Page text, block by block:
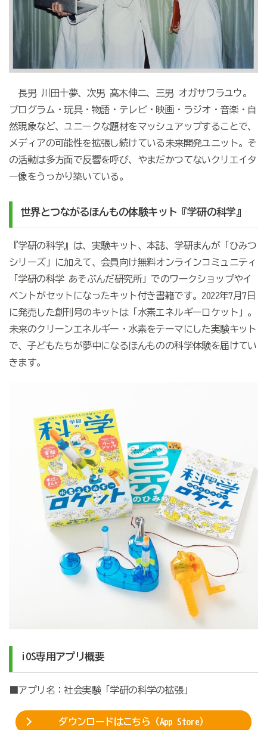
長男 川田十夢、次男 髙木伸二、三男 オガサワラユウ。
プログラム・玩具・物語・テレビ・映画・ラジオ・音楽・自
然現象など、ユニークな題材をマッシュアップすることで、
メディアの可能性を拡張し続けている未来開発ユニット。そ
の活動は多方面で反響を呼び、やまだかつてないクリエイタ
ー像をうっかり築いている。
世界とつながるほんもの体験キット 『学研の科学』
『学研の科学』は、実験キット、本誌、学研まんが「ひみつ
シリーズ」に加えて、会員向け無料オンラインコミュニティ
「学研の科学 あそぶんだ研究所」でのワークショップやイ
ベントがセットになったキット付き書籍です。2022年7月7日
に発売した創刊号のキットは「水素エネルギーロケット」。
未来のクリーンエネルギー・水素をテーマにした実験キット
で、子どもたちが夢中になるほんものの科学体験を届けてい
きます。
iOS専用アプリ概要
■アプリ名：社会実験「学研の科学の拡張」
ダウンロードはこちら（App Store）